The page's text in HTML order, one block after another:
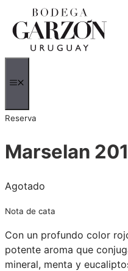
contenido
Reserva
Marselan
Agotado
Nota de cata
Con un profundo color
potente aroma que
mineral, menta y